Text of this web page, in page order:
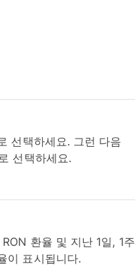
선택하세요. 그런 다음
선택하세요.
환율 및 지난 1일, 1주
이 표시됩니다.